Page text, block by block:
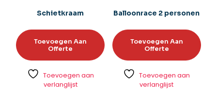
Schietkraam
Toevoegen Aan
Offerte
Toevoegen aan
verlanglijst
Balloonrace 2 personen
Toevoegen Aan
Offerte
Toevoegen aan
verlanglijst